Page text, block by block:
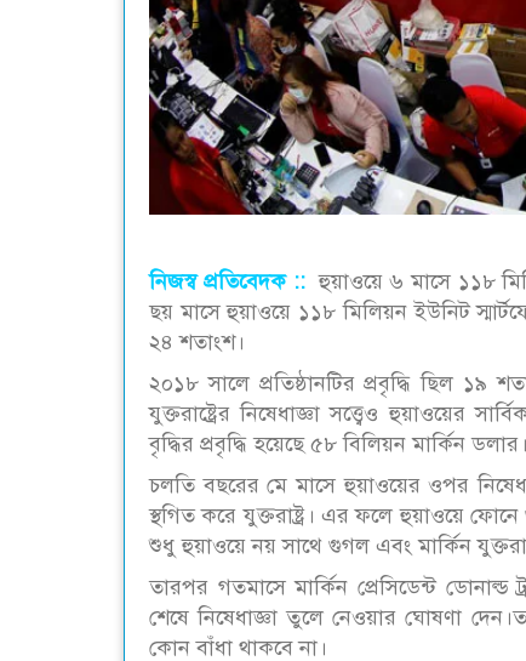
নিজস্ব প্রতিবেদক :: হুয়াওয়ে ৬ মাসে ১১৮
ছয় মাসে হুয়াওয়ে ১১৮ মিলিয়ন ইউনিট
২৪ শতাংশ।
২০১৮ সালে প্রতিষ্ঠানটির প্রবৃদ্ধি ছিল ১৯
যুক্তরাষ্ট্রের নিষেধাজ্ঞা সত্ত্বেও হুয়াওয়ের
বৃদ্ধির প্রবৃদ্ধি হয়েছে ৫৮ বিলিয়ন মার্কিন ডলার।
চলতি বছরের মে মাসে হুয়াওয়ের ওপর
স্থগিত করে যুক্তরাষ্ট্র। এর ফলে হুয়াওয়ে
শুধু হুয়াওয়ে নয় সাথে গুগল এবং মার্কিন
তারপর গতমাসে মার্কিন প্রেসিডেন্ট ডোনাল্ড
শেষে নিষেধাজ্ঞা তুলে নেওয়ার ঘোষণা
কোন বাঁধা থাকবে না।